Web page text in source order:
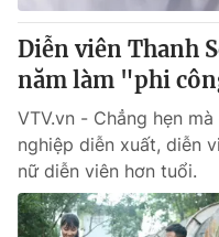
Chuyên mục khác
Emagazine
Photo
Video
Diễn viên Thanh
năm làm "phi
VTV.vn - Chẳng hẹn
nghiệp diễn xuất, diễn
nữ diễn viên hơn tuổi.